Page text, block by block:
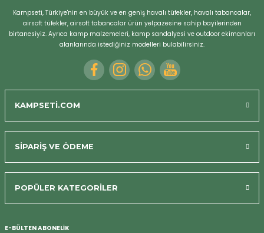
Kampseti, Türkiye'nin en büyük ve en geniş havalı tüfekler, havalı tabancalar,
airsoft tüfekler, airsoft tabancalar ürün yelpazesine sahip bayilerinden
birtanesiyiz. Ayrıca kamp malzemeleri, kamp sandalyesi ve outdoor ekimanları
alanlarında istediğiniz modelleri bulabilirsiniz.
KAMPSETİ.COM
SİPARİŞ VE ÖDEME
POPÜLER KATEGORİLER
E-BÜLTEN ABONELİK
Bizi Arayın